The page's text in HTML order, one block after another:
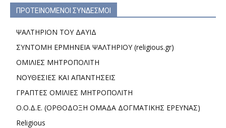
ΠΡΟΤΕΙΝΟΜΕΝΟΙ ΣΥΝΔΕΣΜΟΙ
ΨΑΛΤΗΡΙΟΝ ΤΟΥ ΔΑΥΙΔ
ΣΥΝΤΟΜΗ ΕΡΜΗΝΕΙΑ ΨΑΛΤΗΡΙΟΥ (religious.gr)
ΟΜΙΛΙΕΣ ΜΗΤΡΟΠΟΛΙΤΗ
ΝΟΥΘΕΣΙΕΣ ΚΑΙ ΑΠΑΝΤΗΣΕΙΣ
ΓΡΑΠΤΕΣ ΟΜΙΛΙΕΣ ΜΗΤΡΟΠΟΛΙΤΗ
Ο.Ο.Δ.Ε. (ΟΡΘΟΔΟΞΗ ΟΜΑΔΑ ΔΟΓΜΑΤΙΚΗΣ ΕΡΕΥΝΑΣ)
Religious